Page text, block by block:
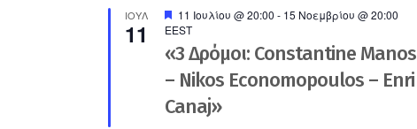
ΙΟΎΛ
11
Προτεινόμενο
11 Ιουλίου @ 20:00 - 15 Νοεμβρίου @ 20:00
EEST
«3 Δρόμοι: Constantine Manos
– Nikos Economopoulos – Enri
Canaj»